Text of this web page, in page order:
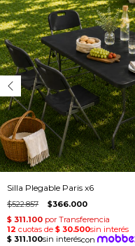
Silla Plegable Paris x6
$522.857 $366.000